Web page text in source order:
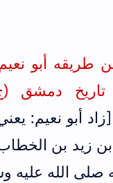
حنبل في المسند ط الرسالة (ج31/ص190) ومن
أبو نعيم:
زيد بن
الله عليه